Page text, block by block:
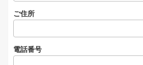
ご住所
電話番号